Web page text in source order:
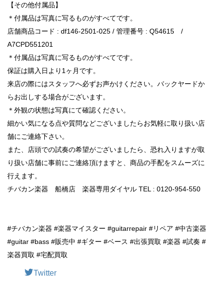
【その他付属品】
＊付属品は写真に写るものがすべてです。
店舗商品コード : df146-2501-025 / 管理番号 : Q54615 /
A7CPD551201
＊付属品は写真に写るものがすべてです。
保証は購入日より1ヶ月です。
来店の際にはスタッフへ必ずお声かけください。バックヤードか
らお出しする場合がございます。
＊外観の状態は写真にて確認ください。
細かい気になる点や質問などございましたらお気軽に取り扱い店
舗にご連絡下さい。
また、店頭での試奏の希望がございましたら、恐れ入りますが取
り扱い店舗に事前にご連絡頂けますと、商品の手配をスムーズに
行えます。
チバカン楽器 船橋店 楽器専用ダイヤル TEL : 0120-954-550
#チバカン楽器 #楽器マイスター #guitarrepair #リペア #中古楽器
#guitar #bass #販売中 #ギター #ベース #出張買取 #楽器 #試奏 #
楽器買取 #宅配買取
Twitter